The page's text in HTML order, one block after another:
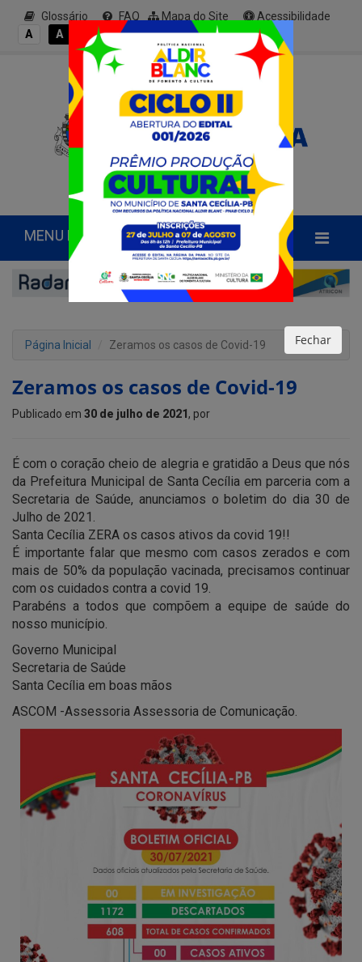
Glossário FAQ Mapa do Site
Acessibilidade
A
A A A+
MENU PRINCIPAL
Página Inicial Zeramos os casos de Covid-19
Zeramos os casos de Covid-19
Publicado em 30 de julho de 2021, por
É com o coração cheio de alegria e gratidão a Deus que nós
da Prefeitura Municipal de Santa Cecília em parceria com a
Secretaria de Saúde, anunciamos o boletim do dia 30 de
Julho de 2021.
Santa Cecília ZERA os casos ativos da covid 19!!
É importante falar que mesmo com casos zerados e com
mais de 50% da população vacinada, precisamos continuar
com os cuidados contra a covid 19.
Parabéns a todos que compõem a equipe de saúde do
nosso município.
Governo Municipal
Secretaria de Saúde
Santa Cecília em boas mãos
ASCOM -Assessoria Assessoria de Comunicação.
Fechar